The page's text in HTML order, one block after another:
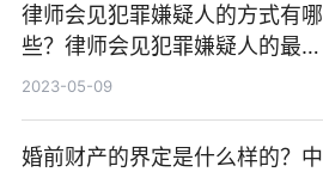
律师会见犯罪嫌疑人的方式有哪
些？律师会见犯罪嫌疑人的最新
规定有哪些？
2023-05-09
婚前财产的界定是什么样的？中